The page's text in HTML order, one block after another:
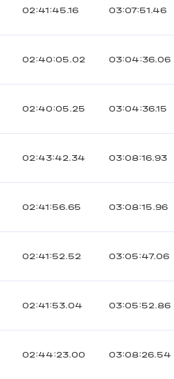
02:41:45.16 03:07:51.46
02:40:05.02 03:04:36.06
02:40:05.25 03:04:36.15
02:43:42.34 03:08:16.93
02:41:56.65 03:08:15.96
02:41:52.52 03:05:47.06
02:41:53.04 03:05:52.86
02:44:23.00 03:08:26.54